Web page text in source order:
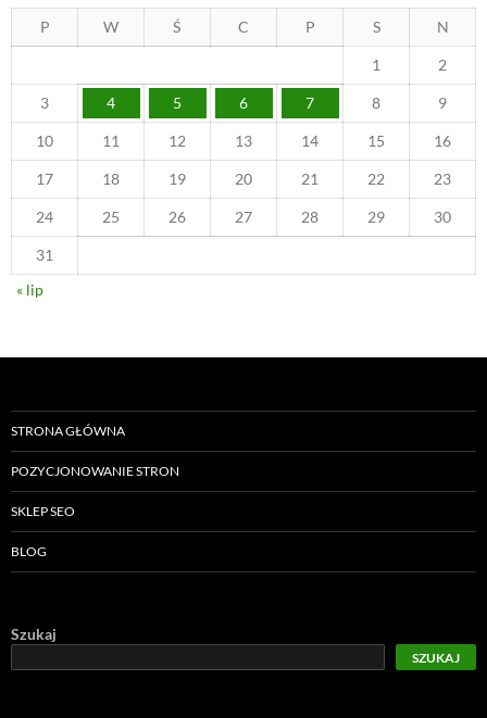
P W Ś C P S N
1 2
3 4 5 6 7 8 9
10 11 12 13 14 15 16
17 18 19 20 21 22 23
24 25 26 27 28 29 30
31
« lip
STRONA GŁÓWNA
POZYCJONOWANIE STRON
SKLEP SEO
BLOG
Szukaj
SZUKAJ